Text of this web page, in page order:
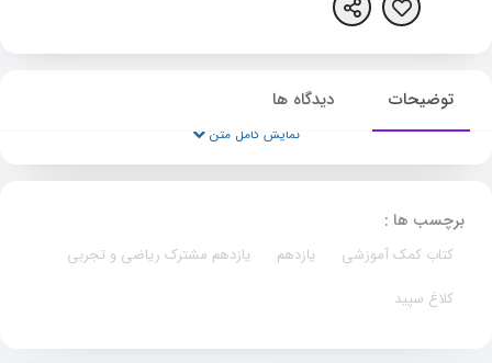
توضیحات دیدگاه ها
نمایش کامل متن
برچسب ها :
کتاب کمک آموزشی یازدهم
یازدهم مشترک ریاضی و تجربی
کلاغ سپید